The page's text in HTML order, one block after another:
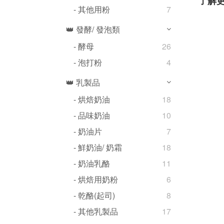
- 其他用粉
7
👑 發酵/ 發泡類
- 酵母
26
- 泡打粉
4
👑 乳製品
- 烘焙奶油
18
- 品味奶油
10
- 奶油片
7
- 鮮奶油/ 奶霜
18
- 奶油乳酪
11
- 烘焙用奶粉
6
- 乾酪(起司)
8
- 其他乳製品
17